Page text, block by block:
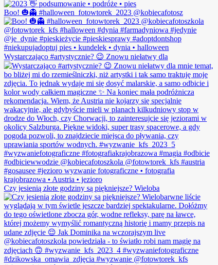
Boo! 🎃👻 #halloween_fotowtorek_2023 @kobiecafotosz
Wystarczająco #artystycznie? 😉 Znowu niełatwy dla
Czy jesienią złote godziny są piękniejsze? Wieloba